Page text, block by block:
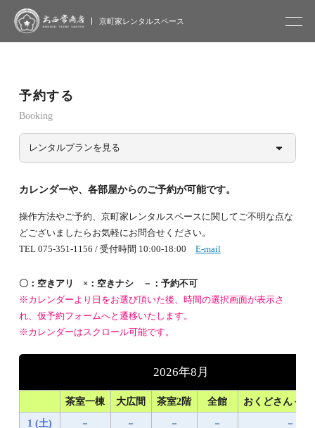
大西常商店
京町家レンタルスペース
予約する
Booking
レンタルプランを見る
カレンダーや、各部屋からのご予約が可能です。
操作方法やご予約、京町家レンタルスペースに関してご不明な点な
どございましたらお気軽にお問合せください。
TEL 075-351-1156 / 受付時間 10:00-18:00 E-mail
〇：空きアリ ×：空きナシ －：予約不可
※カレンダーより日をお選び頂いた後、時間の選択画面が表示さ
れ、仮予約フォームへと遷移いたします。
※カレンダーはスクロール可能です。
2026年8月
茶室一棟 大広間 茶室2階 全館
おくどさん＋1
1 (土)
－ － － －
－